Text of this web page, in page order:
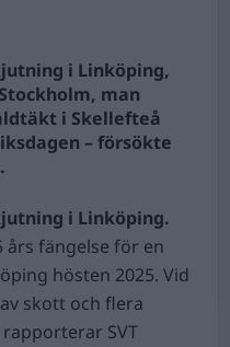
i Linköping,
man
i Skellefteå
– försökte
i Linköping.
års fängelse för en
hösten 2025. Vid
skott och flera
SVT